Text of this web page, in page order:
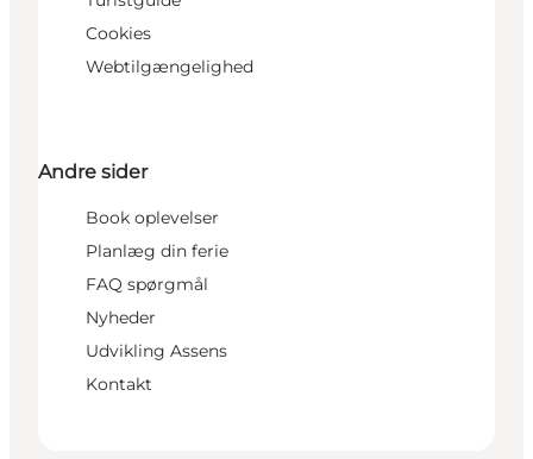
Cookies
Webtilgængelighed
Andre sider
Book oplevelser
Planlæg din ferie
FAQ spørgmål
Nyheder
Udvikling Assens
Kontakt